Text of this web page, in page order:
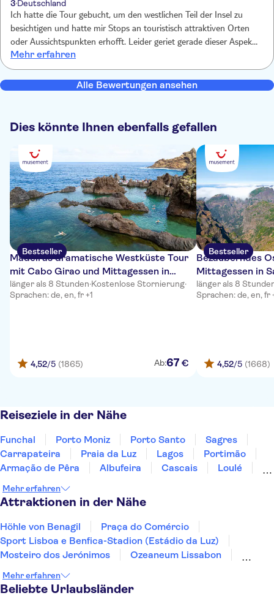
3 Deutschland
Ich hatte die Tour gebucht, um den westlichen Teil der Insel zu
besichtigen und hatte mir Stops an touristisch attraktiven Orten
oder Aussichtspunkten erhofft. Leider geriet gerade dieser Aspekt
aus meiner Sicht deutlich zu kurz. Der Besuch des
Bananenmuseums war interessant, jedoch insgesamt im Verhältnis
zu den anderen Punkten der Tour zu lang. Die Ausführungen über
Mehr erfahren
Alle Bewertungen ansehen
Dies könnte Ihnen ebenfalls gefallen
Bestseller
Madeiras dramatische Westküste Tour
mit Cabo Girao und Mittagessen in
Porto Moniz
länger als 8 Stunden·Kostenlose Stornierung·
Sprachen: de, en, fr +1
4,52/5 (1865) Ab:67 €
Bestseller
Bezauberndes
Mittagessen in
länger als 8
Sprachen: de, en, fr
4,52/5 (1668)
Reiseziele in der Nähe
Funchal Porto Moniz Porto Santo
Sagres
Carrapateira
Praia da Luz Lagos
Portimão
Armação de Pêra
Albufeira Cascais
Loulé
Mehr erfahren
Attraktionen in der Nähe
Höhle von Benagil
Praça do Comércio
Sport Lisboa e Benfica-Stadion (Estádio da Luz)
Mosteiro dos Jerónimos
Ozeaneum Lissabon
Arco da Rua Augusta
Calouste Gulbenkian Museum
Mehr erfahren
Beliebte Urlaubsländer